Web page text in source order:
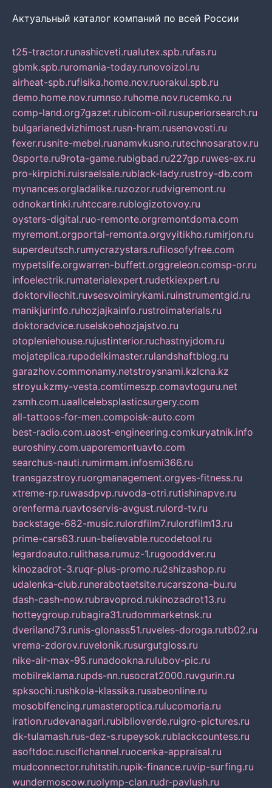
Актуальный каталог компаний по всей России
t25-tractor.runashicveti.rualutex.spb.rufas.ru
gbmk.spb.ruromania-today.runovoizol.ru
airheat-spb.rufisika.home.nov.ruorakul.spb.ru
demo.home.nov.rumnso.ruhome.nov.rucemko.ru
comp-land.org7gazet.rubicom-oil.rusuperiorsearch.ru
bulgarianedvizhimost.rusn-hram.rusenovosti.ru
fexer.rusnite-mebel.ruanamvkusno.rutechnosaratov.ru
0sporte.ru9rota-game.rubigbad.ru227gp.ruwes-ex.ru
pro-kirpichi.ruisraelsale.rublack-lady.rustroy-db.com
mynances.orgladalike.ruzozor.rudvigremont.ru
odnokartinki.ruhtccare.rublogizotovoy.ru
oysters-digital.ruo-remonte.orgremontdoma.com
myremont.orgportal-remonta.orgvyitikho.rumirjon.ru
superdeutsch.rumycrazystars.rufilosofyfree.com
mypetslife.orgwarren-buffett.orggreleon.comsp-or.ru
infoelectrik.rumaterialexpert.rudetkiexpert.ru
doktorvilechit.ruvsesvoimirykami.ruinstrumentgid.ru
manikjurinfo.ruhozjajkainfo.rustroimaterials.ru
doktoradvice.ruselskoehozjajstvo.ru
otopleniehouse.rujustinterior.ruchastnyjdom.ru
mojateplica.rupodelkimaster.rulandshaftblog.ru
garazhov.commonamy.netstroysnami.kzlcna.kz
stroyu.kzmy-vesta.comtimeszp.comavtoguru.net
zsmh.com.uaallcelebsplasticsurgery.com
all-tattoos-for-men.compoisk-auto.com
best-radio.com.uaost-engineering.comkuryatnik.info
euroshiny.com.uaporemontuavto.com
searchus-nauti.rumirmam.infosmi366.ru
transgazstroy.ruorgmanagement.orgyes-fitness.ru
xtreme-rp.ruwasdpvp.ruvoda-otri.rutishinapve.ru
orenferma.ruavtoservis-avgust.rulord-tv.ru
backstage-682-music.rulordfilm7.rulordfilm13.ru
prime-cars63.ruun-believable.rucodetool.ru
legardoauto.rulithasa.rumuz-1.rugooddver.ru
kinozadrot-3.ruqr-plus-promo.ru2shizashop.ru
udalenka-club.runerabotaetsite.rucarszona-bu.ru
dash-cash-now.rubravoprod.rukinozadrot13.ru
hotteygroup.rubagira31.rudommarketnsk.ru
dveriland73.runis-glonass51.ruveles-doroga.rutb02.ru
vrema-zdorov.ruvelonik.rusurgutgloss.ru
nike-air-max-95.runadookna.rulubov-pic.ru
mobilreklama.rupds-nn.rusocrat2000.ruvgurin.ru
spksochi.rushkola-klassika.rusabeonline.ru
mosoblfencing.rumasteroptica.rulucomoria.ru
iration.rudevanagari.rubiblioverde.ruigro-pictures.ru
dk-tulamash.rus-dez-s.rupeysok.rublackcountess.ru
asoftdoc.ruscifichannel.ruocenka-appraisal.ru
mudconnector.ruhitstih.rupik-finance.ruvip-surfing.ru
wundermoscow.ruolymp-clan.rudr-pavlush.ru